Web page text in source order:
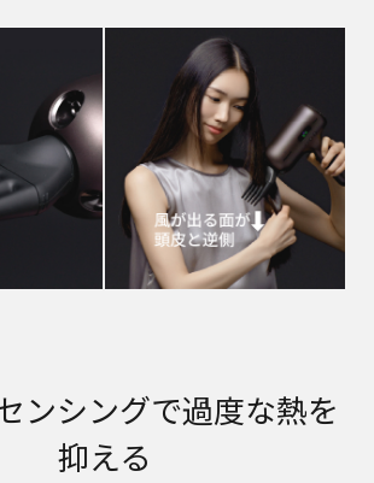
ンシングで過度な熱を
抑える